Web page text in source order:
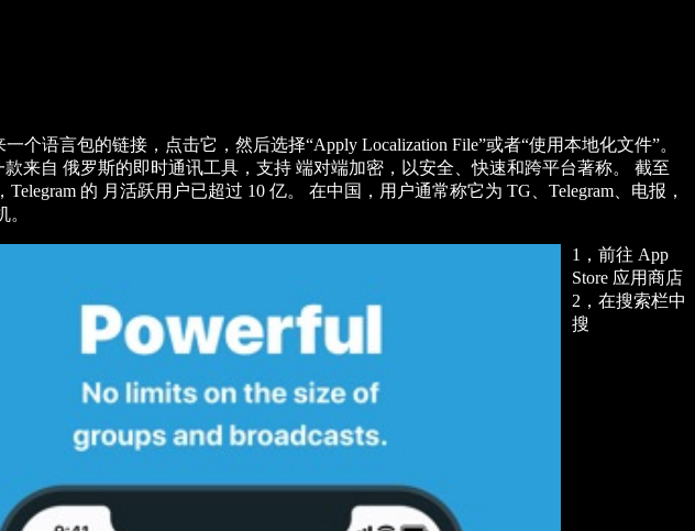
个语言包的链接，点击它，然后选择“Apply Localization File”或者“使用本地化文件”。
款来自 俄罗斯的即时通讯工具，支持 端对端加密，以安全、快速和跨平台著称。 截至
Telegram 的 月活跃用户已超过 10 亿。 在中国，用户通常称它为 TG、Telegram、电报，
1，前往 App
Store 应用商店
2，在搜索栏中
搜